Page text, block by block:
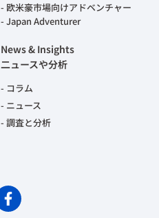
欧米豪市場向けアドベンチャー
- Japan Adventurer
News & Insights
二ュースや分析
コラム
ニュース
調査と分析